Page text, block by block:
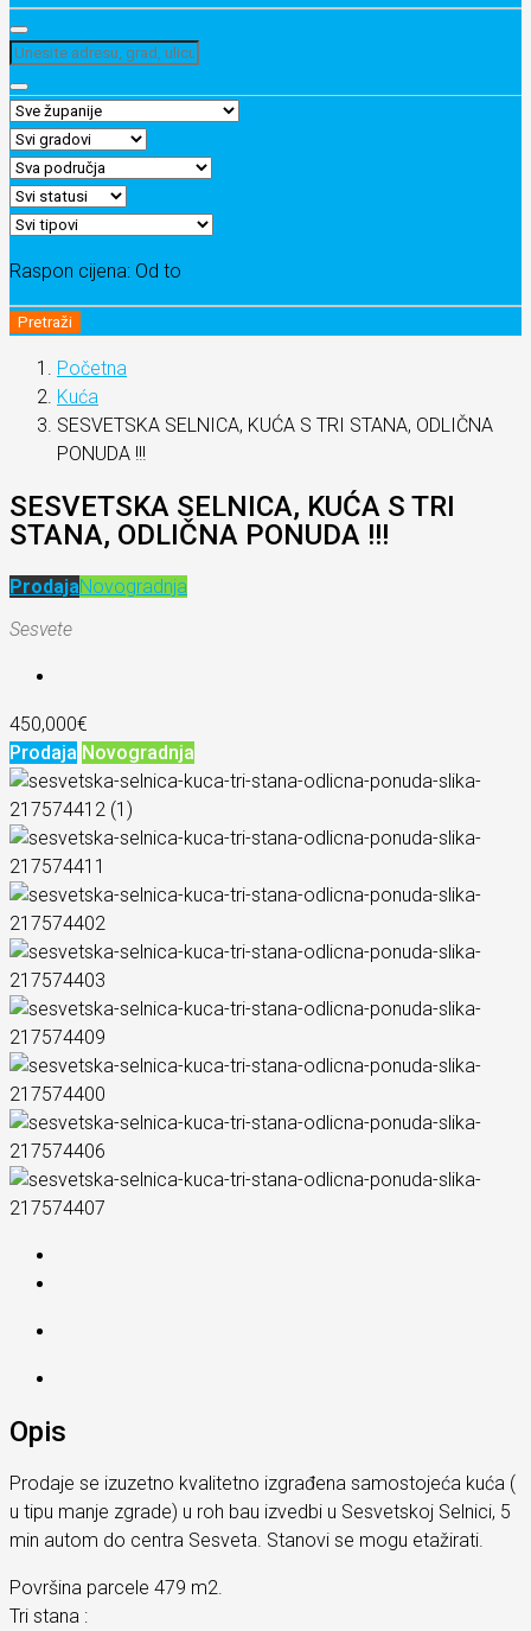
Raspon cijena: Od to
Pretraži
Početna
Kuća
SESVETSKA SELNICA, KUĆA S TRI STANA, ODLIČNA
PONUDA !!!
SESVETSKA SELNICA, KUĆA S TRI
STANA, ODLIČNA PONUDA !!!
ProdajaNovogradnja
Sesvete
450,000€
Prodaja Novogradnja
Opis
Prodaje se izuzetno kvalitetno izgrađena samostojeća kuća (
u tipu manje zgrade) u roh bau izvedbi u Sesvetskoj Selnici, 5
min autom do centra Sesveta. Stanovi se mogu etažirati.
Površina parcele 479 m2.
Tri stana :